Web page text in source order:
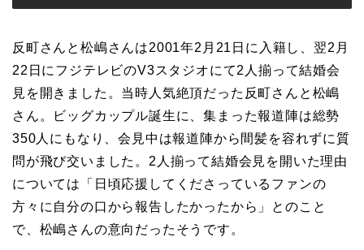
反町さんと松嶋さんは2001年2月21日に入籍し、翌2月
22日にフジテレビのV3スタジオにて2人揃って結婚会
見を開きました。当時人気絶頂だった反町さんと松嶋
さん。ビッグカップル誕生に、集まった報道陣は総勢
350人にもなり、会見中は報道陣から間髪を容れずに質
問が飛び交いました。2人揃って結婚会見を開いた理由
については「日頃応援してくださっているファンの
方々に自分の口から報告したかったから」とのこと
で、松嶋さんの意向だったそうです。